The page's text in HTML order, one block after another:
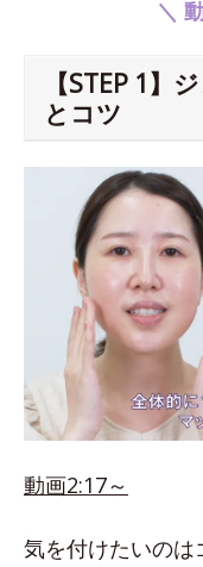
＼
【STEP 1】
とコツ
動画2:17～
気を付けたいの